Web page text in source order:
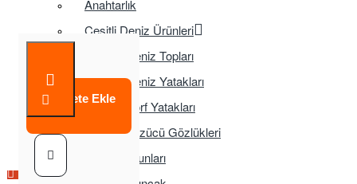
Anahtarlık
Çeşitli Deniz Ürünleri
Deniz Topları
Deniz Yatakları
Sörf Yatakları
Yüzücü Gözlükleri
Çocuk Oyunları
Sepete Ekle
Çok Satılan Ürün